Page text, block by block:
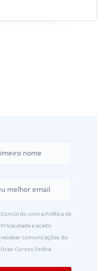
Concordo com a Política de
Privacidade e aceito
receber comunicações do
Gran Cursos Online.